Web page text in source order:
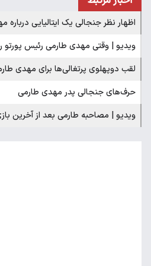
اظهار نظر جنجالی یک ایتالیایی
ویدیو | وقتی مهدی طارمی رئیس پورتو
لقب دوپهلوی پرتغالی‌ها برای مهدی
حرف‌های جنجالی پدر مهدی طارمی
ویدیو | مصاحبه طارمی بعد از آخرین